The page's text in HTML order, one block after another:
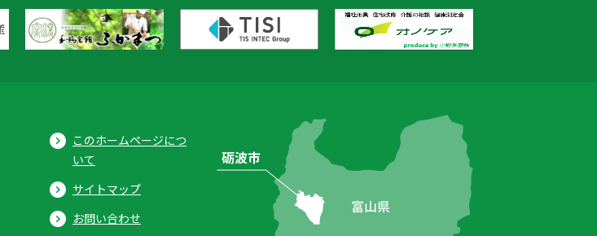
このホームページにつ
いて
サイトマップ
お問い合わせ